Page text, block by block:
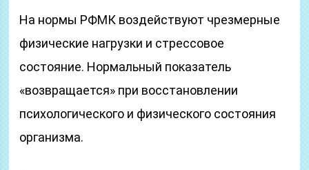
На нормы РФМК воздействуют чрезмерные
физические нагрузки и стрессовое
состояние. Нормальный показатель
«возвращается» при восстановлении
психологического и физического состояния
организма.